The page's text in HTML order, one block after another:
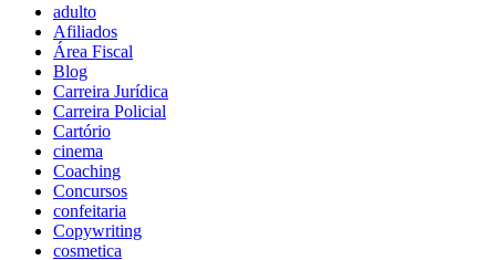
adulto
Afiliados
Área Fiscal
Blog
Carreira Jurídica
Carreira Policial
Cartório
cinema
Coaching
Concursos
confeitaria
Copywriting
cosmetica